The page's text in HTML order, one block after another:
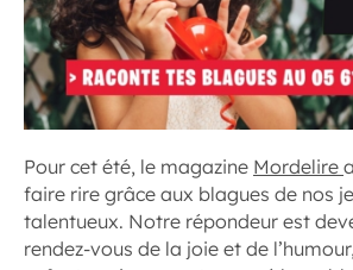
Pour cet été, le magazine Mordelire
faire rire grâce aux blagues de nos
talentueux. Notre répondeur est
rendez-vous de la joie et de